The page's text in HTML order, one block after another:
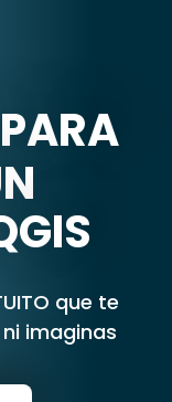
que te
imaginas